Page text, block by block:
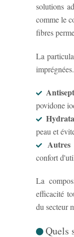
solutions
comme le
fibres
La
povidone
peau et
Autres
confort
La
efficacité
du secteur
Quels